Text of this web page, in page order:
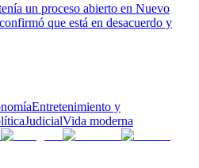
un proceso abierto en Nuevo
que está en desacuerdo y
Entretenimiento y
JudicialVida moderna